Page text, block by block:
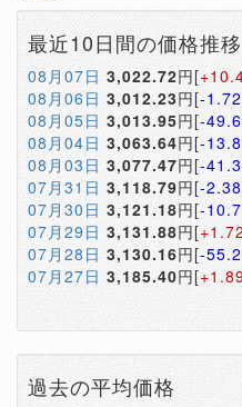
最近10日間の価格推移
08月07日 3,022.72円[
08月06日 3,012.23円[-1.72
08月05日 3,013.95円[-
08月04日 3,063.64円[-
08月03日 3,077.47円[-
07月31日 3,118.79円[-2.38
07月30日 3,121.18円[-
07月29日 3,131.88円[
07月28日 3,130.16円[-
07月27日 3,185.40円[
過去の平均価格